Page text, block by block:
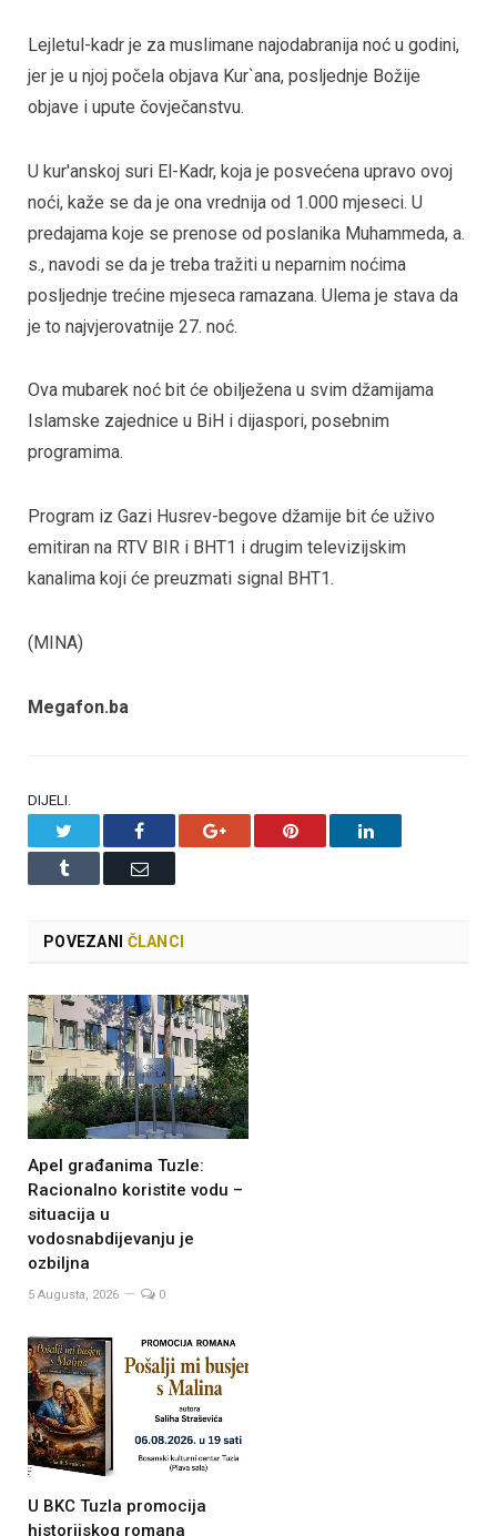
Lejletul-kadr je za muslimane najodabranija noć u godini,
jer je u njoj počela objava Kur`ana, posljednje Božije
objave i upute čovječanstvu.
U kur'anskoj suri El-Kadr, koja je posvećena upravo ovoj
noći, kaže se da je ona vrednija od 1.000 mjeseci. U
predajama koje se prenose od poslanika Muhammeda, a.
s., navodi se da je treba tražiti u neparnim noćima
posljednje trećine mjeseca ramazana. Ulema je stava da
je to najvjerovatnije 27. noć.
Ova mubarek noć bit će obilježena u svim džamijama
Islamske zajednice u BiH i dijaspori, posebnim
programima.
Program iz Gazi Husrev-begove džamije bit će uživo
emitiran na RTV BIR i BHT1 i drugim televizijskim
kanalima koji će preuzmati signal BHT1.
(MINA)
Megafon.ba
DIJELI.
Facebook Google+ Pinterest LinkedIn
Tumblr Email
POVEZANI ČLANCI
Apel građanima Tuzle:
Racionalno koristite vodu –
situacija u
vodosnabdijevanju je
ozbiljna
5 Augusta, 2026 0
U BKC Tuzla promocija
historijskog romana